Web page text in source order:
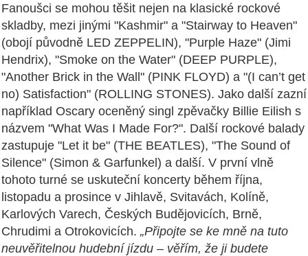
Fanoušci se mohou těšit nejen na klasické rockové
skladby, mezi jinými "Kashmir" a "Stairway to Heaven"
(obojí původně LED ZEPPELIN), "Purple Haze" (Jimi
Hendrix), "Smoke on the Water" (DEEP PURPLE),
"Another Brick in the Wall" (PINK FLOYD) a "(I can’t get
no) Satisfaction" (ROLLING STONES). Jako další zazní
například Oscary oceněný singl zpěvačky Billie Eilish s
názvem "What Was I Made For?". Další rockové balady
zastupuje "Let it be" (THE BEATLES), "The Sound of
Silence" (Simon & Garfunkel) a další. V první vlně
tohoto turné se uskuteční koncerty během října,
listopadu a prosince v Jihlavě, Svitavách, Kolíně,
Karlových Varech, Českých Budějovicích, Brně,
Chrudimi a Otrokovicích. „Připojte se ke mně na tuto
neuvěřitelnou hudební jízdu – věřím, že ji budete